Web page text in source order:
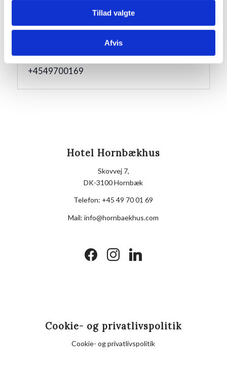
Tillad valgte
Afvis
Telefon
+4549700169
Hotel Hornbækhus
Skovvej 7,
DK-3100 Hornbæk
Telefon: +45 49 70 01 69
Mail:info@hornbaekhus.com
facebookinstagramlinkedin
Cookie- og privatlivspolitik
Cookie- og privatlivspolitik